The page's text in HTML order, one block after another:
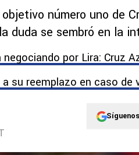
número uno de
duda se sembró en la
por Lira: Cruz
su reemplazo en caso de